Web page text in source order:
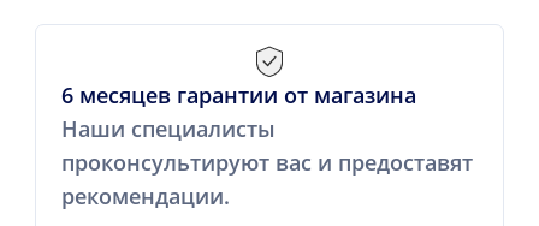
6 месяцев гарантии от магазина
Наши специалисты
проконсультируют вас и предоставят
рекомендации.